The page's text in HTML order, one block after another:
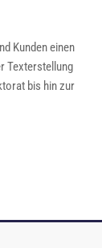
Kunden einen
Texterstellung
bis hin zur